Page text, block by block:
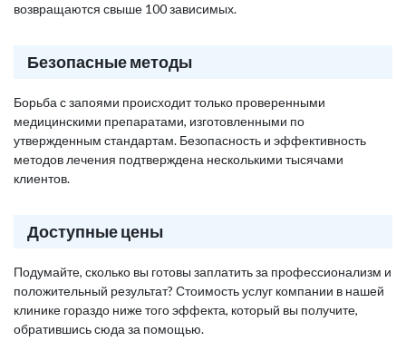
возвращаются свыше 100 зависимых.
Безопасные методы
Борьба с запоями происходит только проверенными
медицинскими препаратами, изготовленными по
утвержденным стандартам. Безопасность и эффективность
методов лечения подтверждена несколькими тысячами
клиентов.
Доступные цены
Подумайте, сколько вы готовы заплатить за профессионализм и
положительный результат? Стоимость услуг компании в нашей
клинике гораздо ниже того эффекта, который вы получите,
обратившись сюда за помощью.